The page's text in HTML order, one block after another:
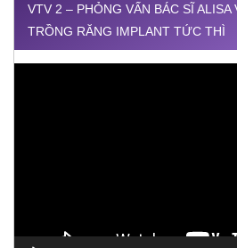
VTV 2 – PHỎNG VẤN BÁC SĨ
TRỒNG RĂNG IMPLANT TỨC THÌ